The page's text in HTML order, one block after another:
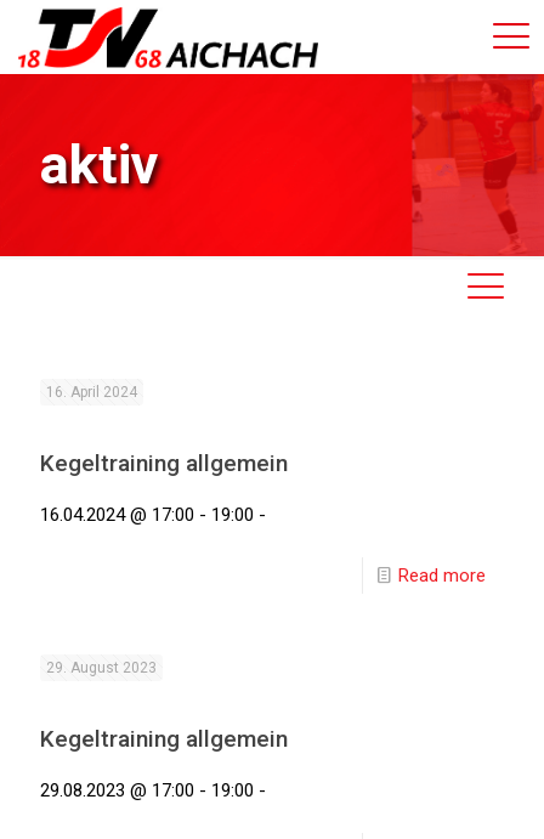
aktiv
16. April 2024
Kegeltraining allgemein
16.04.2024 @ 17:00 - 19:00 -
Read more
29. August 2023
Kegeltraining allgemein
29.08.2023 @ 17:00 - 19:00 -